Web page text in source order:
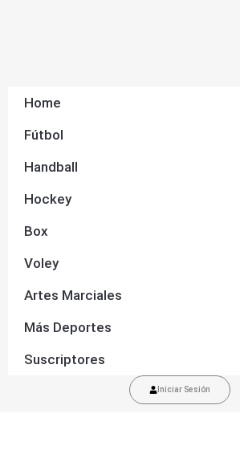
Home
Fútbol
Handball
Hockey
Box
Voley
Artes Marciales
Más Deportes
Suscriptores
Iniciar Sesión